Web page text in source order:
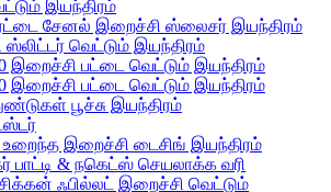
இயந்திரம்
சேனல் இறைச்சி ஸ்லைசர் இயந்திரம்
வெட்டும் இயந்திரம்
இறைச்சி பட்டை வெட்டும் இயந்திரம்
இறைச்சி பட்டை வெட்டும் இயந்திரம்
பூச்சு இயந்திரம்
உறைந்த இறைச்சி டைசிங் இயந்திரம்
பாட்டி & நகெட்ஸ் செயலாக்க வரி
சிக்கன் ஃபில்லட் இறைச்சி வெட்டும்